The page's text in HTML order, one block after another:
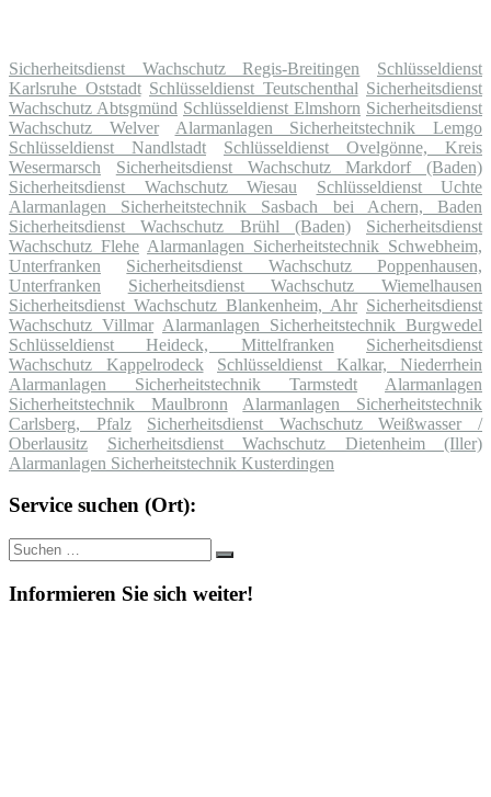
Sicherheitsdienst Wachschutz Regis-Breitingen
Schlüsseldienst
Karlsruhe Oststadt Schlüsseldienst Teutschenthal Sicherheitsdienst
Wachschutz Abtsgmünd Schlüsseldienst Elmshorn Sicherheitsdienst
Wachschutz Welver
Alarmanlagen Sicherheitstechnik Lemgo
Schlüsseldienst Nandlstadt
Schlüsseldienst Ovelgönne, Kreis
Wesermarsch
Sicherheitsdienst Wachschutz Markdorf (Baden)
Sicherheitsdienst Wachschutz Wiesau
Schlüsseldienst Uchte
Alarmanlagen Sicherheitstechnik Sasbach bei Achern, Baden
Sicherheitsdienst Wachschutz Brühl (Baden)
Sicherheitsdienst
Wachschutz Flehe Alarmanlagen Sicherheitstechnik Schwebheim,
Unterfranken
Sicherheitsdienst Wachschutz Poppenhausen,
Unterfranken
Sicherheitsdienst Wachschutz Wiemelhausen
Sicherheitsdienst Wachschutz Blankenheim, Ahr Sicherheitsdienst
Wachschutz Villmar Alarmanlagen Sicherheitstechnik Burgwedel
Schlüsseldienst Heideck, Mittelfranken
Sicherheitsdienst
Wachschutz Kappelrodeck
Schlüsseldienst Kalkar, Niederrhein
Alarmanlagen Sicherheitstechnik Tarmstedt
Alarmanlagen
Sicherheitstechnik Maulbronn
Alarmanlagen Sicherheitstechnik
Carlsberg, Pfalz
Sicherheitsdienst Wachschutz Weißwasser /
Oberlausitz
Sicherheitsdienst Wachschutz Dietenheim (Iller)
Alarmanlagen Sicherheitstechnik Kusterdingen
Service suchen (Ort):
Suche
nach:
Suchen
Informieren Sie sich weiter!